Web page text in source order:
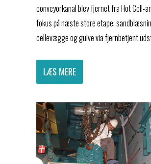
conveyorkanal blev fjernet fra Hot Cell-
fokus på næste store etape;
cellevægge og gulve via fjernbetjent
LÆS MERE